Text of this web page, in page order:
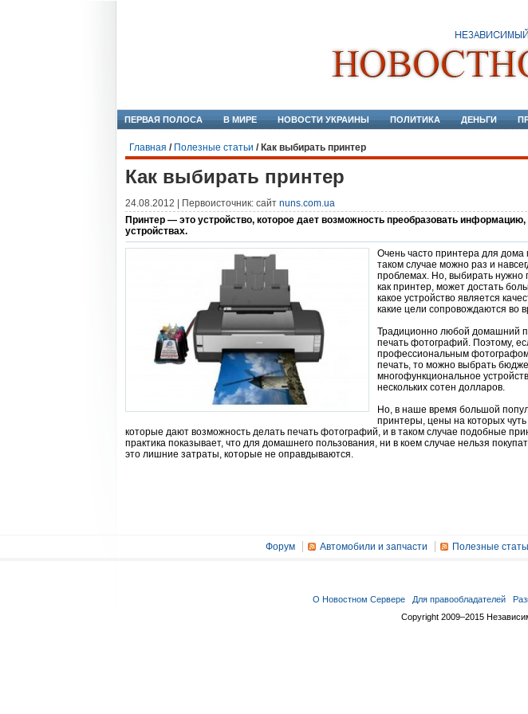
ПЕРВАЯ ПОЛОСА В МИРЕ НОВОСТИ УКРАИНЫ ПОЛИТИКА ДЕНЬГИ
Главная / Полезные статьи / Как выбирать принтер
Как выбирать принтер
24.08.2012 | Первоисточник: сайт nuns.com.ua
Принтер — это устройство, которое дает возможность преобразовать
устройствах.
Очень часто принтера для дома
таком случае можно раз и
проблемах. Но, выбирать нужно
как принтер, может достать
какое устройство является
какие цели сопровождаются во
Традиционно любой домашний
печать фотографий. Поэтому,
профессиональным фотографом
печать, то можно выбрать
многофункциональное
нескольких сотен долларов.
Но, в наше время большой
принтеры, цены на которых
которые дают возможность делать печать фотографий, и в таком случае подобные
практика показывает, что для домашнего пользования, ни в коем случае нельзя
это лишние затраты, которые не оправдываются.
Форум Автомобили и запчасти Полезные
О Новостном Сервере Для правообладателей
Copyright 2009–2015